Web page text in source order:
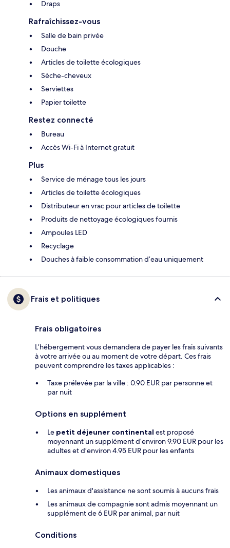
Draps
Rafraîchissez-vous
Salle de bain privée
Douche
Articles de toilette écologiques
Sèche-cheveux
Serviettes
Papier toilette
Restez connecté
Bureau
Accès Wi-Fi à Internet gratuit
Plus
Service de ménage tous les jours
Articles de toilette écologiques
Distributeur en vrac pour articles de toilette
Produits de nettoyage écologiques fournis
Ampoules LED
Recyclage
Douches à faible consommation d’eau uniquement
Frais et politiques
Frais obligatoires
L’hébergement vous demandera de payer les frais suivants
à votre arrivée ou au moment de votre départ. Ces frais
peuvent comprendre les taxes applicables :
Taxe prélevée par la ville : 0.90 EUR par personne et
par nuit
Options en supplément
Le petit déjeuner continental est proposé
moyennant un supplément d’environ 9.90 EUR pour les
adultes et d’environ 4.95 EUR pour les enfants
Animaux domestiques
Les animaux d'assistance ne sont soumis à aucuns frais
Les animaux de compagnie sont admis moyennant un
supplément de 6 EUR par animal, par nuit
Conditions